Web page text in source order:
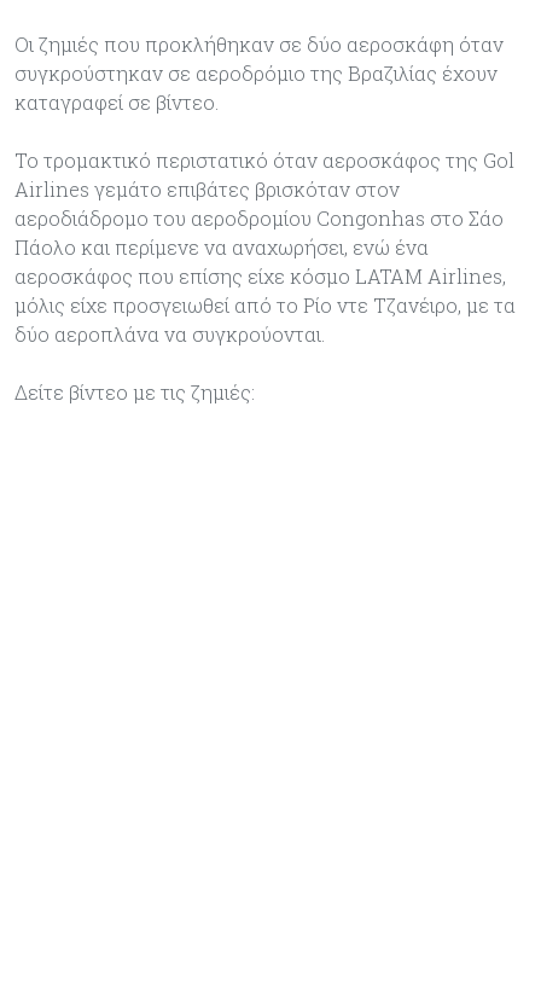
Οι ζημιές που προκλήθηκαν σε δύο αεροσκάφη όταν
συγκρούστηκαν σε αεροδρόμιο της Βραζιλίας έχουν
καταγραφεί σε βίντεο.
Το τρομακτικό περιστατικό όταν αεροσκάφος της Gol
Airlines γεμάτο επιβάτες βρισκόταν στον
αεροδιάδρομο του αεροδρομίου Congonhas στο Σάο
Πάολο και περίμενε να αναχωρήσει, ενώ ένα
αεροσκάφος που επίσης είχε κόσμο LATAM Airlines,
μόλις είχε προσγειωθεί από το Ρίο ντε Τζανέιρο, με τα
δύο αεροπλάνα να συγκρούονται.
Δείτε βίντεο με τις ζημιές: